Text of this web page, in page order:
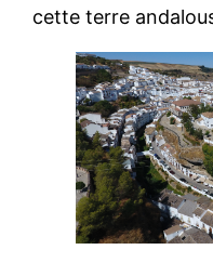
cette terre